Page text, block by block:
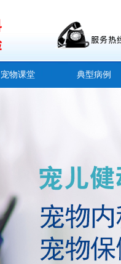
宠物课堂 典型病例